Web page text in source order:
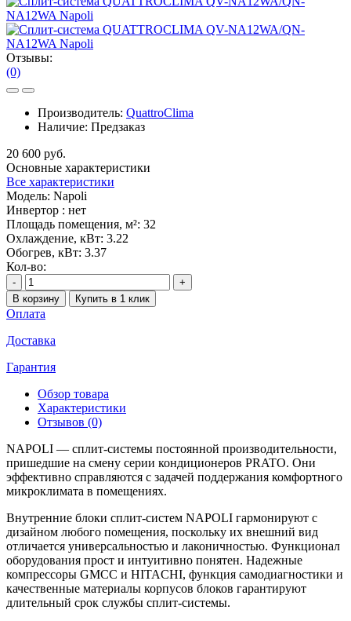
Отзывы:
(0)
Производитель: QuattroClima
Наличие: Предзаказ
20 600 руб.
Основные характеристики
Все характеристики
Модель: Napoli
Инвертор : нет
Площадь помещения, м²: 32
Охлаждение, кВт: 3.22
Обогрев, кВт: 3.37
Кол-во:
-
+
В корзину
Купить в 1 клик
Оплата
Доставка
Гарантия
Обзор товара
Характеристики
Отзывов (0)
NAPOLI — сплит-системы постоянной производительности,
пришедшие на смену серии кондиционеров PRATO. Они
эффективно справляются с задачей поддержания комфортного
микроклимата в помещениях.
Внутренние блоки сплит-систем NAPOLI гармонируют с
дизайном любого помещения, поскольку их внешний вид
отличается универсальностью и лаконичностью. Функционал
оборудования прост и интуитивно понятен. Надежные
компрессоры GMCC и HITACHI, функция самодиагностики и
качественные материалы корпусов блоков гарантируют
длительный срок службы сплит-системы.